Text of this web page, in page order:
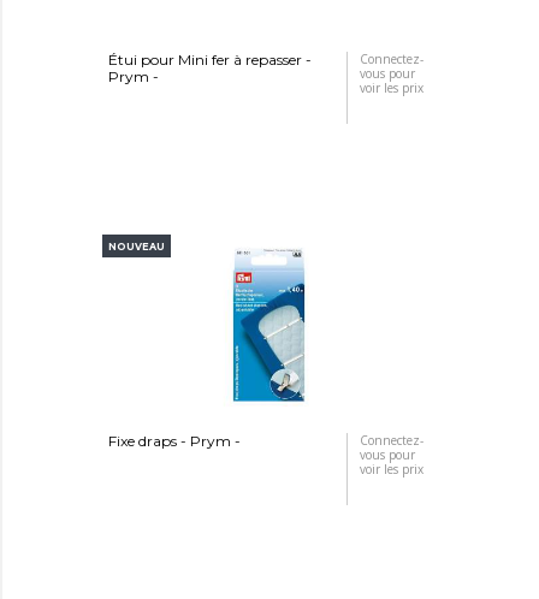
Étui pour Mini fer à repasser -
Prym -
Connectez-
vous pour
voir les prix
NOUVEAU
Fixe draps - Prym -
Connectez-
vous pour
voir les prix